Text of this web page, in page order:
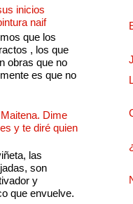
inicios
naif
que los
, los que
obras que no
es que no
Dime
y te diré quien
las
son
y
que envuelve.